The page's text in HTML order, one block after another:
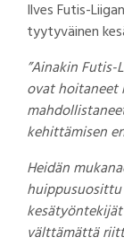
Ilves Futis-
tyytyväinen
”Ainakin
ovat hoitaneet
kehittämisen
Heidän
välttämättä